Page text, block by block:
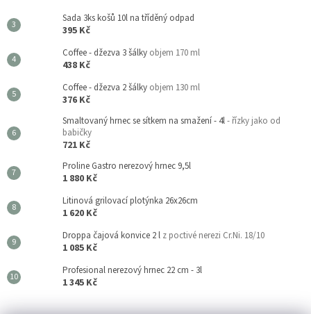
Sada 3ks košů 10l na tříděný odpad
395 Kč
Coffee - džezva 3 šálky objem 170 ml
438 Kč
Coffee - džezva 2 šálky objem 130 ml
376 Kč
Smaltovaný hrnec se sítkem na smažení - 4l- řízky jako od
babičky
721 Kč
Proline Gastro nerezový hrnec 9,5l
1 880 Kč
Litinová grilovací plotýnka 26x26cm
1 620 Kč
Droppa čajová konvice 2 l z poctivé nerezi Cr.Ni. 18/10
1 085 Kč
Profesional nerezový hrnec 22 cm - 3l
1 345 Kč